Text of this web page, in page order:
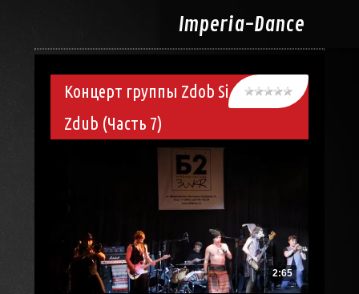
Imperia-Dance
Концерт группы Zdob Si
Zdub (Часть 7)
2:65